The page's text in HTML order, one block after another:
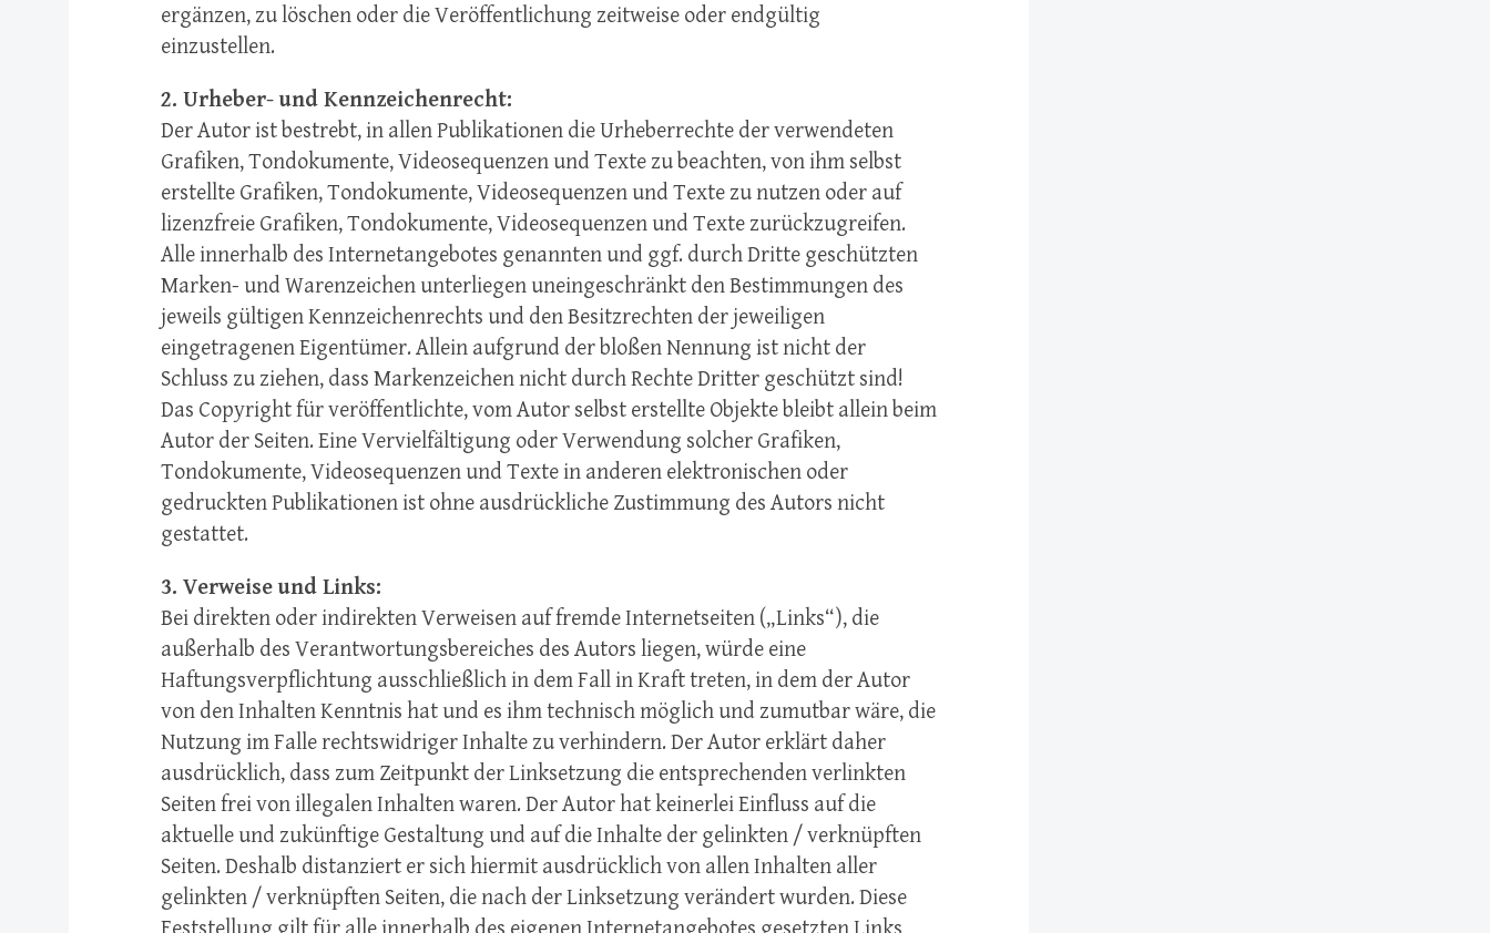
ergänzen, zu löschen oder die Veröffentlichung zeitweise oder endgültig
einzustellen.
2. Urheber- und Kennzeichenrecht:
Der Autor ist bestrebt, in allen Publikationen die Urheberrechte der verwendeten
Grafiken, Tondokumente, Videosequenzen und Texte zu beachten, von ihm selbst
erstellte Grafiken, Tondokumente, Videosequenzen und Texte zu nutzen oder auf
lizenzfreie Grafiken, Tondokumente, Videosequenzen und Texte zurückzugreifen.
Alle innerhalb des Internetangebotes genannten und ggf. durch Dritte geschützten
Marken- und Warenzeichen unterliegen uneingeschränkt den Bestimmungen des
jeweils gültigen Kennzeichenrechts und den Besitzrechten der jeweiligen
eingetragenen Eigentümer. Allein aufgrund der bloßen Nennung ist nicht der
Schluss zu ziehen, dass Markenzeichen nicht durch Rechte Dritter geschützt sind!
Das Copyright für veröffentlichte, vom Autor selbst erstellte Objekte bleibt allein beim
Autor der Seiten. Eine Vervielfältigung oder Verwendung solcher Grafiken,
Tondokumente, Videosequenzen und Texte in anderen elektronischen oder
gedruckten Publikationen ist ohne ausdrückliche Zustimmung des Autors nicht
gestattet.
3. Verweise und Links:
Bei direkten oder indirekten Verweisen auf fremde Internetseiten („Links“), die
außerhalb des Verantwortungsbereiches des Autors liegen, würde eine
Haftungsverpflichtung ausschließlich in dem Fall in Kraft treten, in dem der Autor
von den Inhalten Kenntnis hat und es ihm technisch möglich und zumutbar wäre, die
Nutzung im Falle rechtswidriger Inhalte zu verhindern. Der Autor erklärt daher
ausdrücklich, dass zum Zeitpunkt der Linksetzung die entsprechenden verlinkten
Seiten frei von illegalen Inhalten waren. Der Autor hat keinerlei Einfluss auf die
aktuelle und zukünftige Gestaltung und auf die Inhalte der gelinkten / verknüpften
Seiten. Deshalb distanziert er sich hiermit ausdrücklich von allen Inhalten aller
gelinkten / verknüpften Seiten, die nach der Linksetzung verändert wurden. Diese